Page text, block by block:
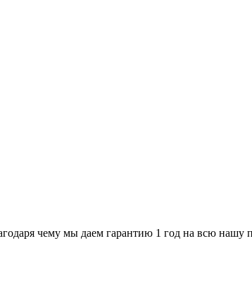
чему мы даем гарантию 1 год на всю нашу